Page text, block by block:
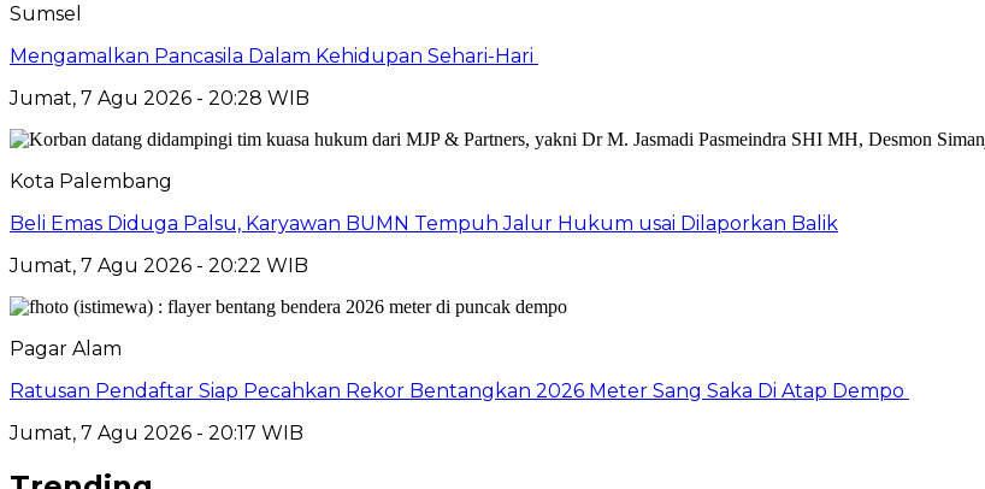
Sumsel
Mengamalkan Pancasila Dalam Kehidupan Sehari-Hari
Jumat, 7 Agu 2026 - 20:28 WIB
Kota Palembang
Beli Emas Diduga Palsu, Karyawan BUMN Tempuh Jalur Hukum usai Dilaporkan Balik
Jumat, 7 Agu 2026 - 20:22 WIB
Pagar Alam
Ratusan Pendaftar Siap Pecahkan Rekor Bentangkan 2026 Meter Sang Saka Di Atap Dempo
Jumat, 7 Agu 2026 - 20:17 WIB